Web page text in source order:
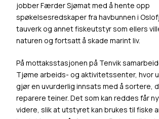
jobber Færder Sjømat med å hente opp
spøkelsesredskaper fra havbunnen i
tauverk og annet fiskeutstyr som ellers
naturen og fortsatt å skade marint liv.
På mottaksstasjonen på Tenvik
Tjøme arbeids- og aktivitetssenter, hvor
gjør en uvurderlig innsats med å sortere,
reparere teiner. Det som kan reddes får
videre, slik at utstyret kan brukes til fiske